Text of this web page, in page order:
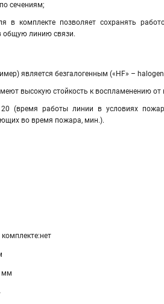
сечениям;
в комплекте позволяет сохранять
общую линию связи.
является безгалогенным («HF» –
высокую стойкость к воспламенению от
(время работы линии в условиях
во время пожара, мин.).
мм